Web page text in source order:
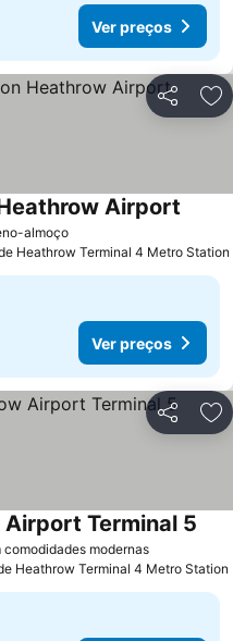
Ver preços
Partilhar
almoçoVer preços
Airport
Heathrow Terminal 4 Metro Station
Ver preços
Partilhar
modernasVer
Terminal 5
Heathrow Terminal 4 Metro Station